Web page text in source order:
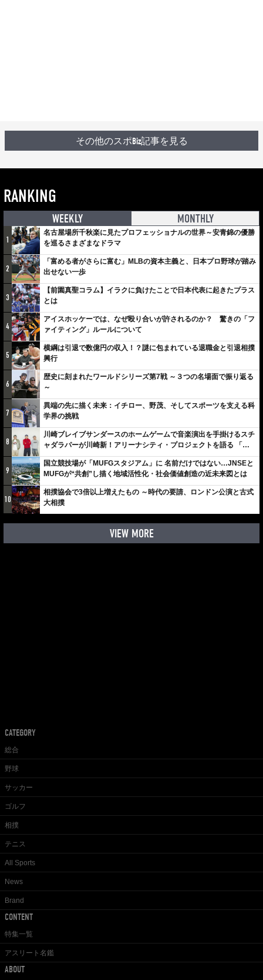
その他のスポBiz記事を見る
RANKING
WEEKLY MONTHLY
1
名古屋場所千秋楽に見たプロフェッショナルの世界～安青錦の優勝
を巡るさまざまなドラマ
2
「富める者がさらに富む」MLBの資本主義と、日本プロ野球が踏み
出せない一歩
3
【前園真聖コラム】イラクに負けたことで日本代表に起きたプラス
とは
4
アイスホッケーでは、なぜ殴り合いが許されるのか？ 驚きの「フ
ァイティング」ルールについて
5
横綱は引退で数億円の収入！？謎に包まれている退職金と引退相撲
興行
6
歴史に刻まれたワールドシリーズ第7戦 ～３つの名場面で振り返る
～
7
異端の先に描く未来：イチロー、野茂、そしてスポーツを支える科
学界の挑戦
8
川崎ブレイブサンダースのホームゲームで音楽演出を手掛けるスチ
ャダラパーが川崎新！アリーナシティ・プロジェクトを語る 「楽
しみでしかないでしょ。川崎は、ずっと成長曲線だから」
9
国立競技場が「MUFGスタジアム」に 名前だけではない…JNSEと
MUFGが“共創”し描く地域活性化・社会価値創造の近未来図とは
10
相撲協会で3倍以上増えたもの ～時代の要請、ロンドン公演と古式
大相撲
VIEW MORE
CATEGORY
総合
野球
サッカー
ゴルフ
相撲
テニス
All Sports
News
Brand
CONTENT
特集一覧
アスリート名鑑
ABOUT